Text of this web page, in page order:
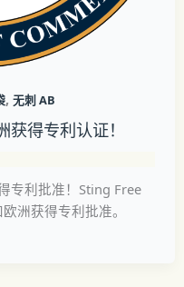
, 无刺 AB
得专利认证！
专利批准！Sting Free
洲获得专利批准。